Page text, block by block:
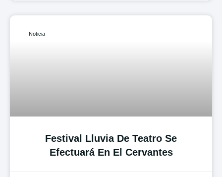
Noticia
Festival Lluvia De Teatro Se
Efectuará En El Cervantes